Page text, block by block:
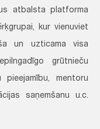
atbalsta platforma
kur vienuviet
un uzticama visa
grūtnieču
mentoru
saņemšanu u.c.